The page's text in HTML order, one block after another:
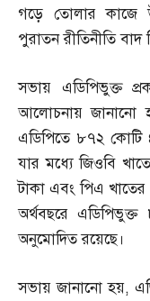
গড়ে তোলার কাজে
পুরাতন রীতিনীতি বাদ
সভায় এডিপিভুক্ত
আলোচনায় জানানো
এডিপিতে ৮৭২ কোটি
যার মধ্যে জিওবি
টাকা এবং পিএ খাতের
অর্থবছরে
অনুমোদিত রয়েছে।
সভায় জানানো হয়,